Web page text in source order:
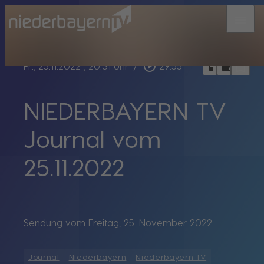
Fr., 25.11.2022, 20:31 Uhr / play_circle_outline 29:55 headphoneschrome_reader_modebookmark_border
NIEDERBAYERN TV
Journal vom
25.11.2022
Sendung vom Freitag, 25. November 2022.
Journal Niederbayern
Niederbayern TV